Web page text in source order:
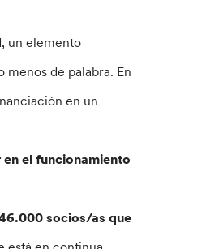
un elemento
de palabra. En
en un
el funcionamiento
socios/as que